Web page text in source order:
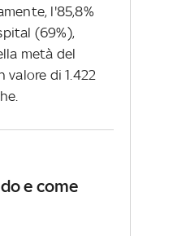
l'85,8%
(69%),
metà del
di 1.422
e come